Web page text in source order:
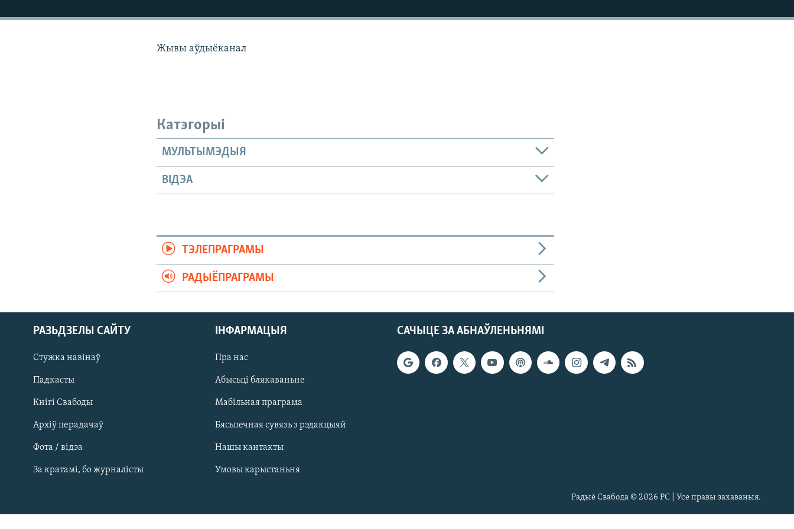
КАЛЯНДАР
НА ХВАЛЯХ СВАБОДЫ
САЧЫЦЕ ЗА АБНАЎЛЕНЬНЯМІ
Жывы аўдыёканал
Катэгорыі
МУЛЬТЫМЭДЫЯ
ВІДЭА
ТЭЛЕПРАГРАМЫ
РАДЫЁПРАГРАМЫ
САЧЫЦЕ ЗА АБНАЎЛЕНЬНЯМІ
РАЗЬДЗЕЛЫ САЙТУ
Стужка навінаў
Падкасты
Кнігі Свабоды
Архіў перадачаў
Фота / відэа
За кратамі, бо журналісты
ІНФАРМАЦЫЯ
Пра нас
Абысьці блякаваньне
Мабільная праграма
Бясьпечная сувязь з рэдакцыяй
Нашы кантакты
Умовы карыстаньня
Радыё Свабода © 2026 РС | Усе правы захаваныя.